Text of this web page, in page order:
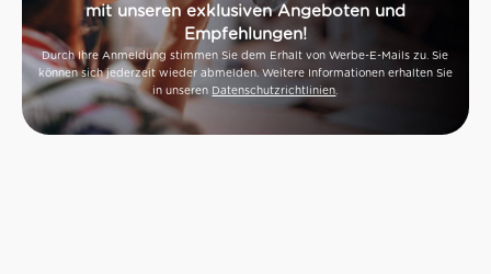
mit unseren exklusiven Angeboten und
Empfehlungen!
Durch Ihre Anmeldung stimmen Sie dem Erhalt von Werbe-E-Mails zu. Sie
können sich jederzeit wieder abmelden. Weitere Informationen erhalten Sie
in unseren Datenschutzrichtlinien.